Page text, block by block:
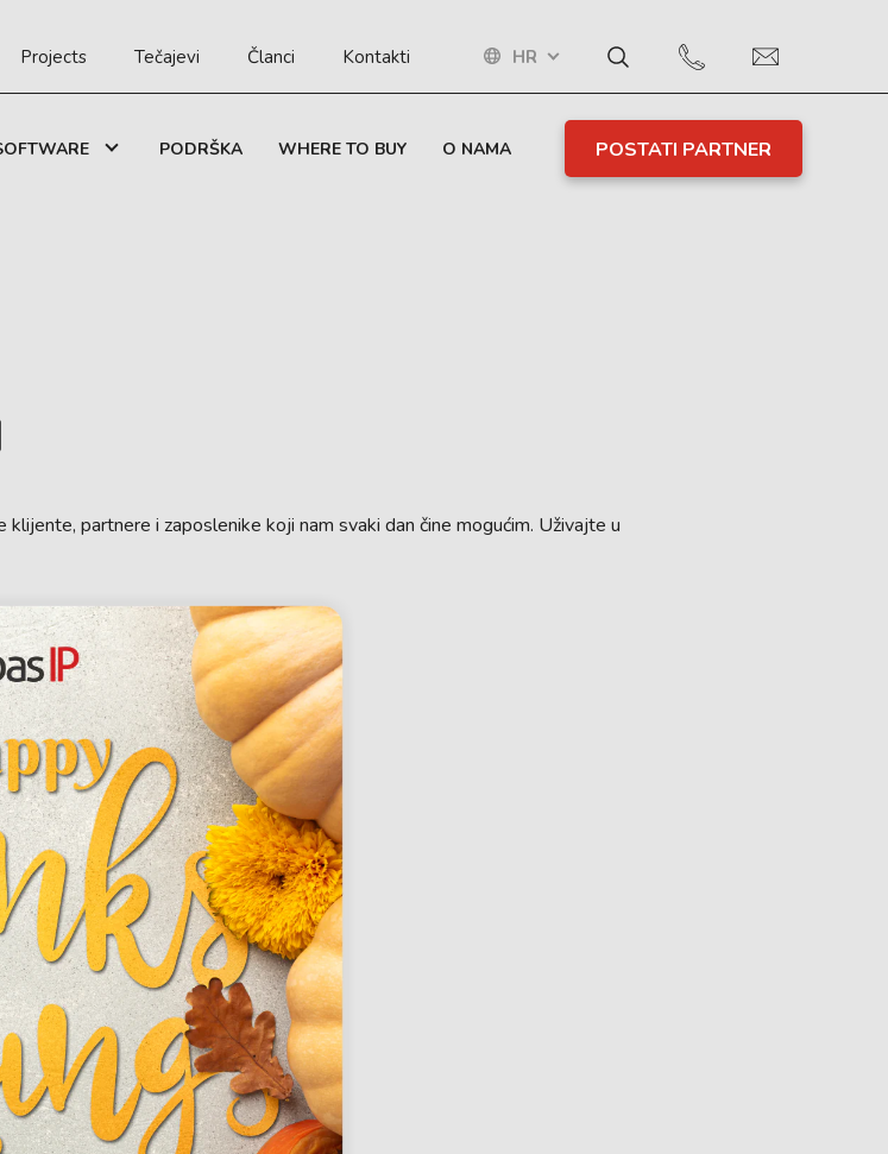
Projects Tečajevi Članci Kontakti HR
PODRŠKA WHERE TO BUY O NAMA POSTATI PARTNER
partnere i zaposlenike koji nam svaki dan čine mogućim. Uživajte u